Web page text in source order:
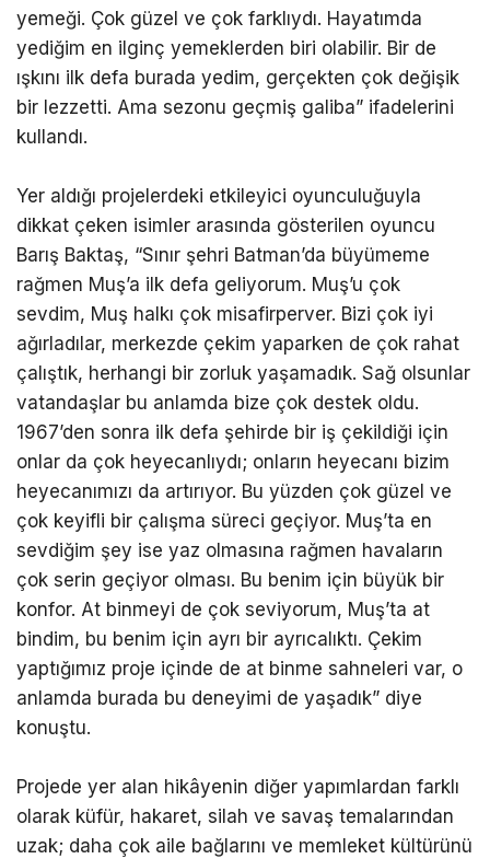
yemeği. Çok güzel ve çok farklıydı. Hayatımda
yediğim en ilginç yemeklerden biri olabilir. Bir de
ışkını ilk defa burada yedim, gerçekten çok değişik
bir lezzetti. Ama sezonu geçmiş galiba” ifadelerini
kullandı.
Yer aldığı projelerdeki etkileyici oyunculuğuyla
dikkat çeken isimler arasında gösterilen oyuncu
Barış Baktaş, “Sınır şehri Batman’da büyümeme
rağmen Muş’a ilk defa geliyorum. Muş’u çok
sevdim, Muş halkı çok misafirperver. Bizi çok iyi
ağırladılar, merkezde çekim yaparken de çok rahat
çalıştık, herhangi bir zorluk yaşamadık. Sağ olsunlar
vatandaşlar bu anlamda bize çok destek oldu.
1967’den sonra ilk defa şehirde bir iş çekildiği için
onlar da çok heyecanlıydı; onların heyecanı bizim
heyecanımızı da artırıyor. Bu yüzden çok güzel ve
çok keyifli bir çalışma süreci geçiyor. Muş’ta en
sevdiğim şey ise yaz olmasına rağmen havaların
çok serin geçiyor olması. Bu benim için büyük bir
konfor. At binmeyi de çok seviyorum, Muş’ta at
bindim, bu benim için ayrı bir ayrıcalıktı. Çekim
yaptığımız proje içinde de at binme sahneleri var, o
anlamda burada bu deneyimi de yaşadık” diye
konuştu.
Projede yer alan hikâyenin diğer yapımlardan farklı
olarak küfür, hakaret, silah ve savaş temalarından
uzak; daha çok aile bağlarını ve memleket kültürünü